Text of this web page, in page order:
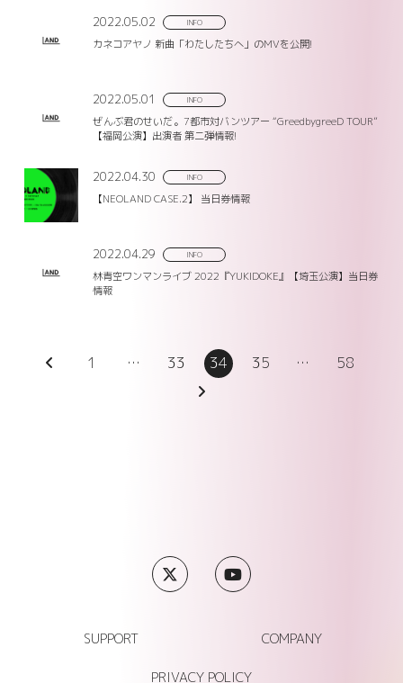
2022.05.02 INFO
カネコアヤノ 新曲「わたしたちへ」のMVを公開!
2022.05.01 INFO
ぜんぶ君のせいだ。7都市対バンツアー “GreedbygreeD TOUR”
【福岡公演】出演者 第二弾情報!
2022.04.30 INFO
【NEOLAND CASE.2】 当日券情報
2022.04.29 INFO
林青空ワンマンライブ 2022『YUKIDOKE』【埼玉公演】当日券
情報
1 … 33 34 35 … 58
SUPPORT COMPANY
PRIVACY POLICY